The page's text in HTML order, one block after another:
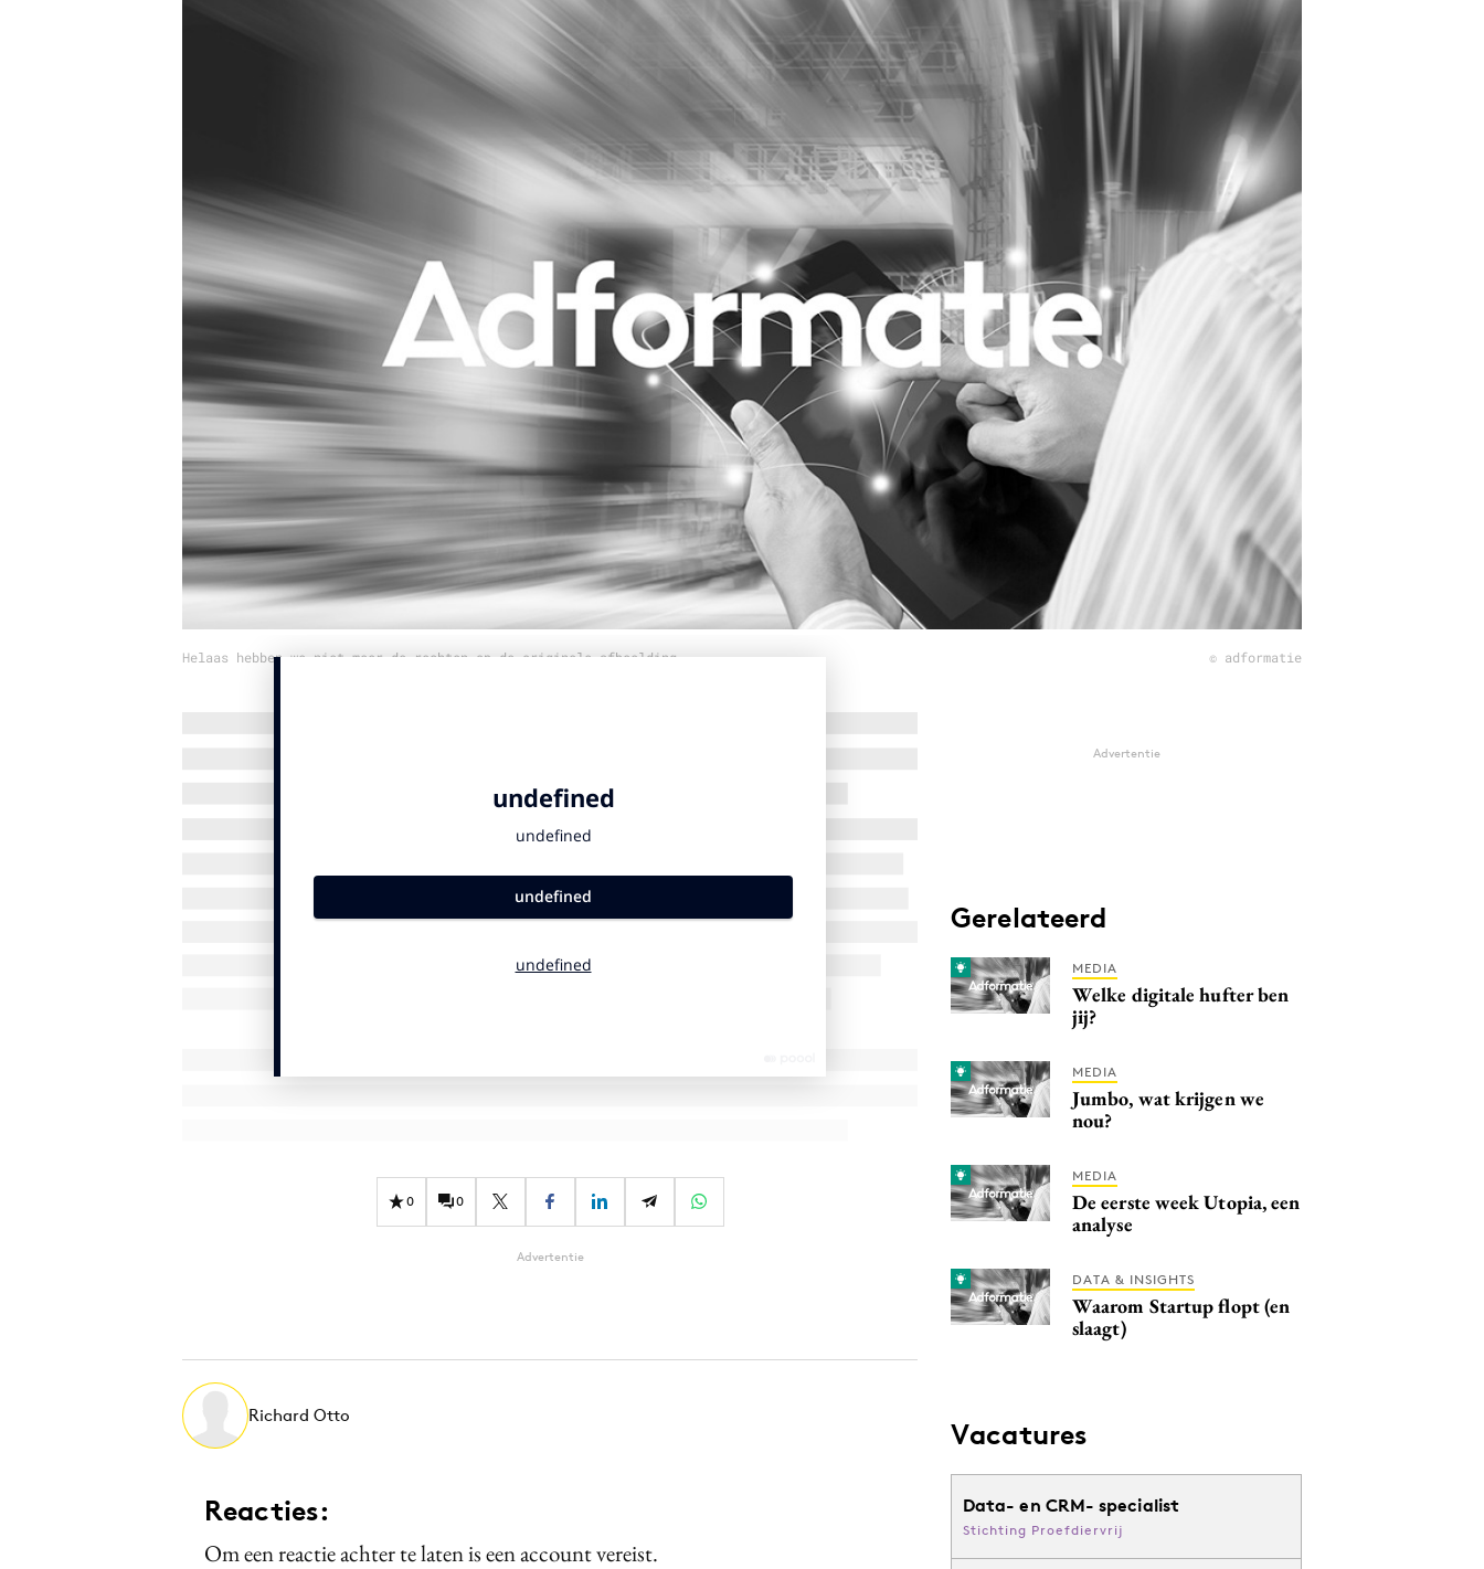
Influencer marketing
Interne communicatie
Purpose Marketing
Reputatie & crisis
Helaas hebben we niet meer de rechten op de originele afbeelding © adformatie
0 0
Advertentie
Richard Otto
Reacties:
Om een reactie achter te laten is een account vereist.
Advertentie
Gerelateerd
MEDIA
Welke digitale hufter ben
jij?
MEDIA
Jumbo, wat krijgen we
nou?
MEDIA
De eerste week Utopia, een
analyse
DATA & INSIGHTS
Waarom Startup flopt (en
slaagt)
Vacatures
Data- en CRM- specialist
Stichting Proefdiervrij